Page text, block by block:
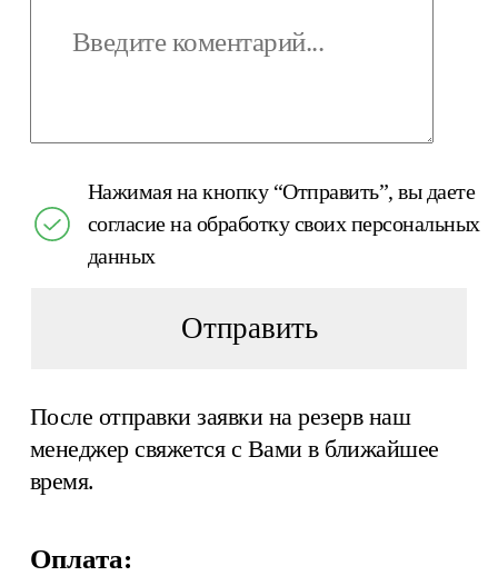
Нажимая на кнопку “Отправить”, вы даете
согласие на обработку своих персональных
данных
Отправить
После отправки заявки на резерв наш
менеджер свяжется с Вами в ближайшее
время.
Оплата: